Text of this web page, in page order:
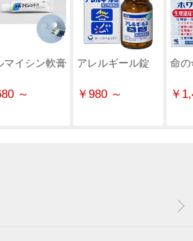
マイシン軟膏
～
アレルギール錠
￥980 ～
命
￥